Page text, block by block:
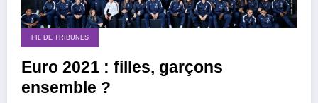
FIL DE TRIBUNES
Euro 2021 : filles, garçons
ensemble ?